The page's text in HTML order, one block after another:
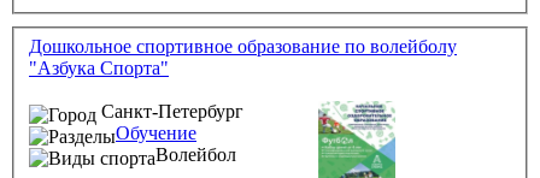
Дошкольное спортивное образование по волейболу
"Азбука Спорта"
Санкт-Петербург
Обучение
Волейбол